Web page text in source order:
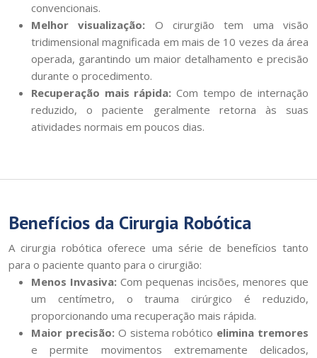
convencionais.
Melhor visualização: O cirurgião tem uma visão
tridimensional magnificada em mais de 10 vezes da área
operada, garantindo um maior detalhamento e precisão
durante o procedimento.
Recuperação mais rápida: Com tempo de internação
reduzido, o paciente geralmente retorna às suas
atividades normais em poucos dias.
Benefícios da Cirurgia Robótica
A cirurgia robótica oferece uma série de benefícios tanto
para o paciente quanto para o cirurgião:
Menos Invasiva: Com pequenas incisões, menores que
um centímetro, o trauma cirúrgico é reduzido,
proporcionando uma recuperação mais rápida.
Maior precisão:O sistema robótico elimina tremores
e permite movimentos extremamente delicados,